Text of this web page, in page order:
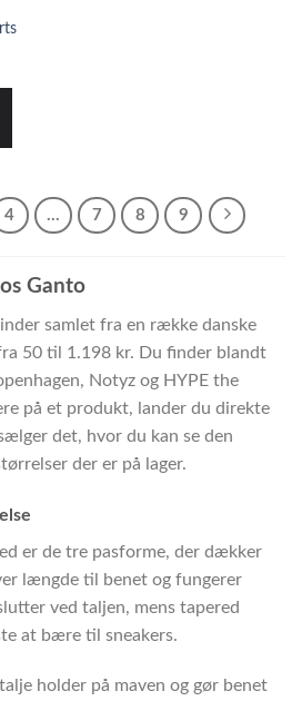
4 … 7 8 9
Ganto
samlet fra en række danske
50 til 1.198 kr. Du finder blandt
Notyz og HYPE the
på et produkt, lander du direkte
det, hvor du kan se den
der er på lager.
er de tre pasforme, der dækker
længde til benet og fungerer
ved taljen, mens tapered
at bære til sneakers.
holder på maven og gør benet